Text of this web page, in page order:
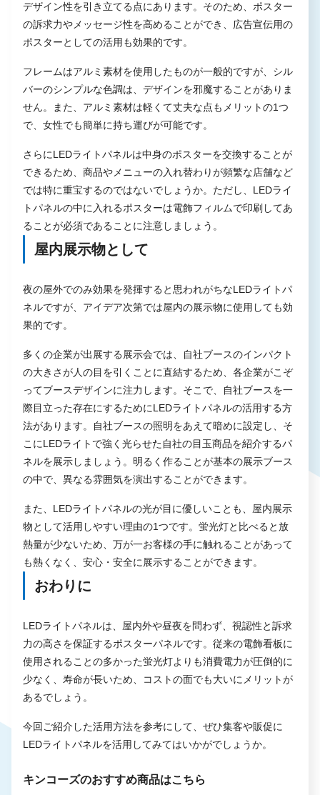
デザイン性を引き立てる点にあります。そのため、ポスター
の訴求力やメッセージ性を高めることができ、広告宣伝用の
ポスターとしての活用も効果的です。
フレームはアルミ素材を使用したものが一般的ですが、シル
バーのシンプルな色調は、デザインを邪魔することがありま
せん。また、アルミ素材は軽くて丈夫な点もメリットの1つ
で、女性でも簡単に持ち運びが可能です。
さらにLEDライトパネルは中身のポスターを交換することが
できるため、商品やメニューの入れ替わりが頻繁な店舗など
では特に重宝するのではないでしょうか。ただし、LEDライ
トパネルの中に入れるポスターは電飾フィルムで印刷してあ
ることが必須であることに注意しましょう。
屋内展示物として
夜の屋外でのみ効果を発揮すると思われがちなLEDライトパ
ネルですが、アイデア次第では屋内の展示物に使用しても効
果的です。
多くの企業が出展する展示会では、自社ブースのインパクト
の大きさが人の目を引くことに直結するため、各企業がこぞ
ってブースデザインに注力します。そこで、自社ブースを一
際目立った存在にするためにLEDライトパネルの活用する方
法があります。自社ブースの照明をあえて暗めに設定し、そ
こにLEDライトで強く光らせた自社の目玉商品を紹介するパ
ネルを展示しましょう。明るく作ることが基本の展示ブース
の中で、異なる雰囲気を演出することができます。
また、LEDライトパネルの光が目に優しいことも、屋内展示
物として活用しやすい理由の1つです。蛍光灯と比べると放
熱量が少ないため、万が一お客様の手に触れることがあって
も熱くなく、安心・安全に展示することができます。
おわりに
LEDライトパネルは、屋内外や昼夜を問わず、視認性と訴求
力の高さを保証するポスターパネルです。従来の電飾看板に
使用されることの多かった蛍光灯よりも消費電力が圧倒的に
少なく、寿命が長いため、コストの面でも大いにメリットが
あるでしょう。
今回ご紹介した活用方法を参考にして、ぜひ集客や販促に
LEDライトパネルを活用してみてはいかがでしょうか。
キンコーズのおすすめ商品はこちら